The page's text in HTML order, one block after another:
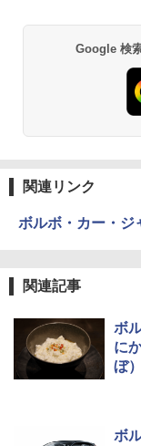
Google 検
関連リンク
ボルボ・カー・ジ
関連記事
ボ
に
ぼ
ボ